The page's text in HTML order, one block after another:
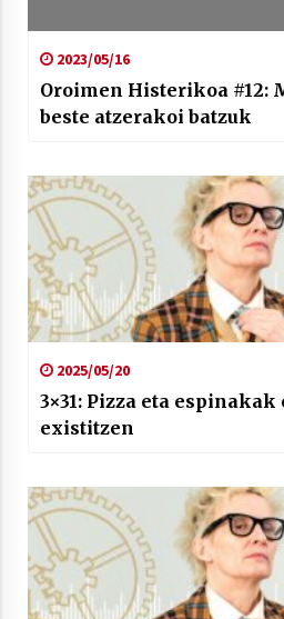
2023/05/16
Oroimen Histerikoa #12:
beste atzerakoi batzuk
2025/05/20
3×31: Pizza eta espinakak
existitzen